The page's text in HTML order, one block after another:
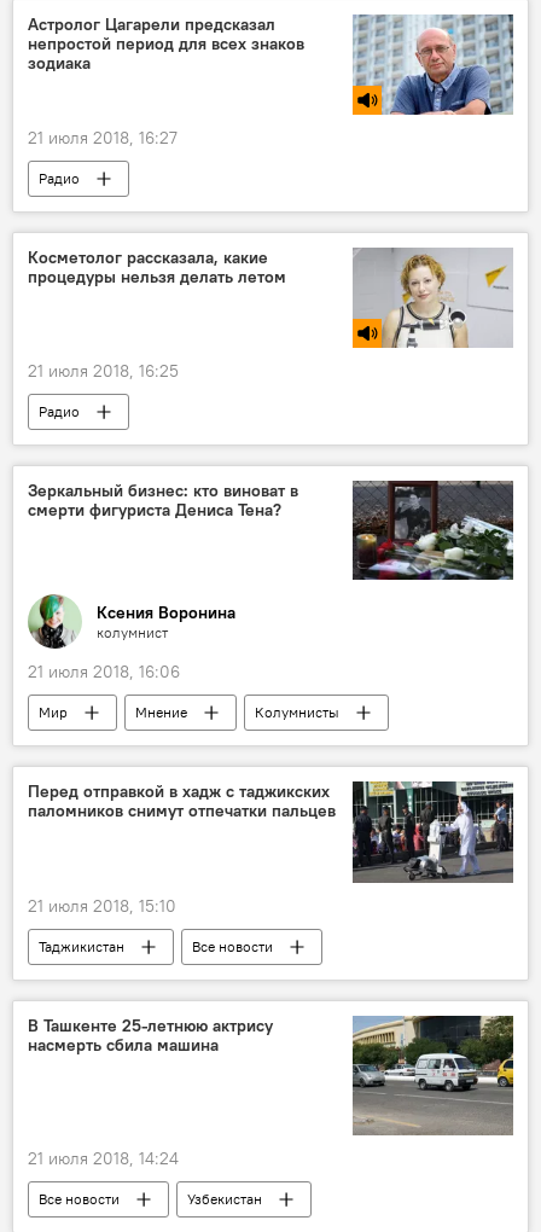
Астролог Цагарели предсказал
непростой период для всех знаков
зодиака
21 июля 2018, 16:27
Радио
Гороскопы и астрологические прогнозы для всех знаков зодиака на 2026 год
Косметолог рассказала, какие
процедуры нельзя делать летом
21 июля 2018, 16:25
Радио
Зеркальный бизнес: кто виноват в
смерти фигуриста Дениса Тена?
Ксения Воронина
колумнист
21 июля 2018, 16:06
Мир Мнение
Колумнисты
Все новости
Казахстан
Центральная Азия
Перед отправкой в хадж с таджикских
паломников снимут отпечатки пальцев
21 июля 2018, 15:10
Таджикистан
Все новости
Хадж - 2026: паломничество в Мекку
Саудовская Аравия
В Ташкенте 25-летнюю актрису
насмерть сбила машина
21 июля 2018, 14:24
Все новости
Узбекистан